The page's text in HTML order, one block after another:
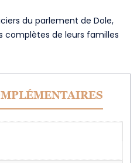
du parlement de Dole,
complètes de leurs familles